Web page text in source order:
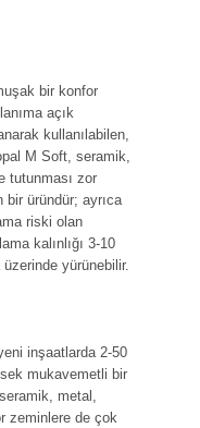
bir konfor
açık
kullanılabilen,
M Soft, seramik,
tutunması zor
üründür; ayrıca
riski olan
kalınlığı 3-10
yürünebilir.
inşaatlarda 2-50
mukavemetli bir
metal,
zeminlere de çok